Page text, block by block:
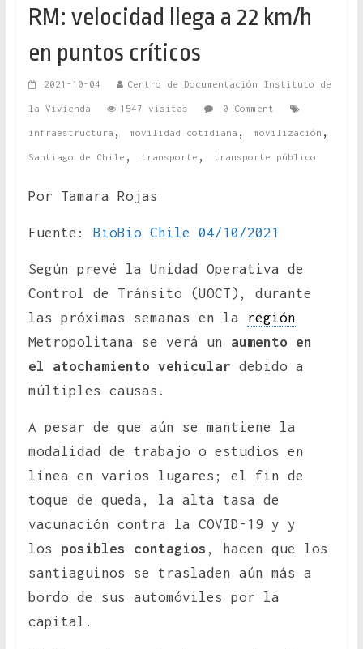
RM: velocidad llega a 22 km/h
en puntos críticos
2021-10-04 Centro de Documentación Instituto de
la Vivienda 1547 visitas 0 Comment
infraestructura , movilidad cotidiana , movilización ,
Santiago de Chile , transporte , transporte público
Por Tamara Rojas
Fuente: BioBio Chile 04/10/2021
Según prevé la Unidad Operativa de
Control de Tránsito (UOCT), durante
las próximas semanas en la
región
Metropolitana se verá un aumento en
el atochamiento vehicular debido a
múltiples causas.
A pesar de que aún se mantiene la
modalidad de trabajo o estudios en
línea en varios lugares; el fin de
toque de queda, la alta tasa de
vacunación contra la COVID-19 y y
los posibles contagios , hacen que los
santiaguinos se trasladen aún más a
bordo de sus automóviles por la
capital.